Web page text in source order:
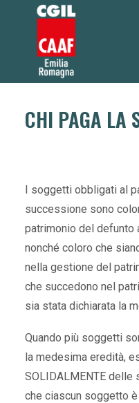
730 2026
TEO RISPONDE
DOVE SIAMO
NOTIZIE
LAVORA CON NOI
RICERCA
CHI PAGA LA
I soggetti obbligati al
successione sono
patrimonio del defunto
nonché coloro che
nella gestione del
che succedono nel
sia stata dichiarata la
Quando più soggetti
la medesima eredità,
SOLIDALMENTE
che ciascun soggetto